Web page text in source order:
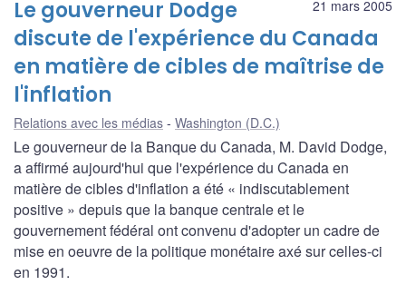
21 mars 2005
Le gouverneur Dodge
discute de l'expérience du Canada
en matière de cibles de maîtrise de
l'inflation
Relations avec les médias Washington (D.C.)
Le gouverneur de la Banque du Canada, M. David Dodge,
a affirmé aujourd'hui que l'expérience du Canada en
matière de cibles d'inflation a été « indiscutablement
positive » depuis que la banque centrale et le
gouvernement fédéral ont convenu d'adopter un cadre de
mise en oeuvre de la politique monétaire axé sur celles-ci
en 1991.